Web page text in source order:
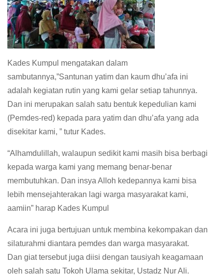
Kades Kumpul mengatakan dalam
sambutannya,”Santunan yatim dan kaum dhu’afa ini
adalah kegiatan rutin yang kami gelar setiap tahunnya.
Dan ini merupakan salah satu bentuk kepedulian kami
(Pemdes-red) kepada para yatim dan dhu’afa yang ada
disekitar kami, ” tutur Kades.
“Alhamdulillah, walaupun sedikit kami masih bisa berbagi
kepada warga kami yang memang benar-benar
membutuhkan. Dan insya Alloh kedepannya kami bisa
lebih mensejahterakan lagi warga masyarakat kami,
aamiin” harap Kades Kumpul
Acara ini juga bertujuan untuk membina kekompakan dan
silaturahmi diantara pemdes dan warga masyarakat.
Dan giat tersebut juga diisi dengan tausiyah keagamaan
oleh salah satu Tokoh Ulama sekitar, Ustadz Nur Ali.